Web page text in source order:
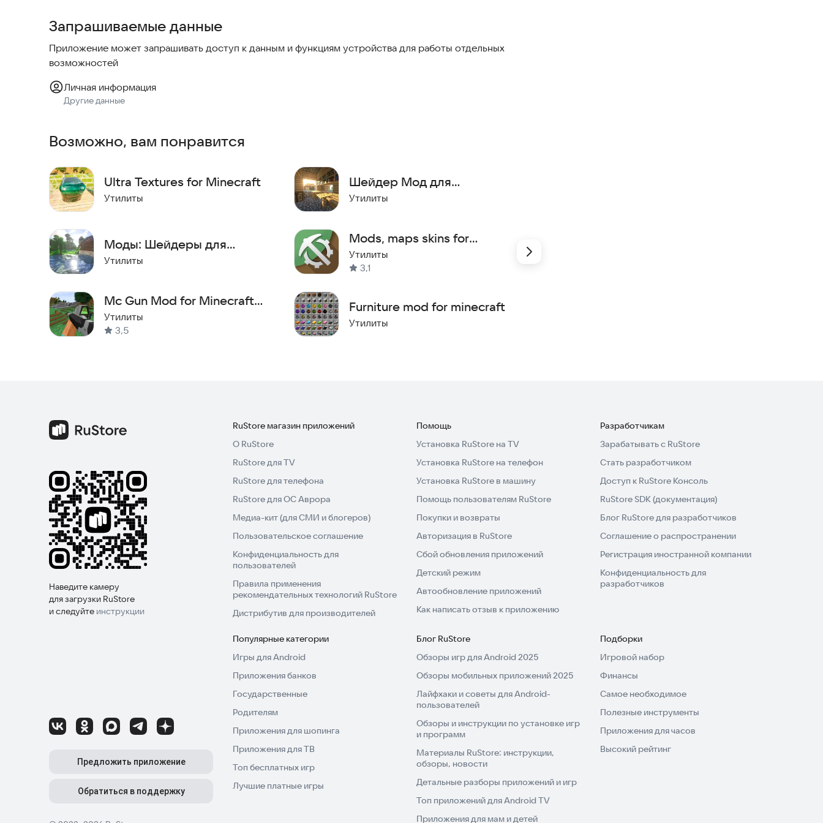
✔️ Все шейдеры MCPE доступны бесплатно
✔️ Совместимость с MCPE Master и Master для Minecraft
✔️ Работает на всех версиях Minecraft Bedrock Edition 1.16, 1.17, 1.18, 1.19 и других
Попробуйте установить приложение прямо сейчас, чтобы увидеть разницу в графике и получить
Запрашиваемые данные
Приложение может запрашивать доступ к данным и функциям устройства для работы отдельных
возможностей
Личная информация
Другие данные
Возможно, вам понравится
Ultra Textures for Minecraft
Утилиты
Моды: Шейдеры для
Майнкрафта
Утилиты
Mc Gun Mod for Minecraft
PE
Утилиты
3,5
Шейдер Мод для
Майнкрафт ПЕ
Утилиты
Mods, maps skins for
Minecraft
Утилиты
3,1
Furniture mod for minecraft
Утилиты
Наведите камеру
для загрузки RuStore
и следуйте инструкции
Предложить приложение
Обратиться в поддержку
RuStore магазин приложений
О RuStore
RuStore для TV
RuStore для телефона
RuStore для ОС Аврора
Медиа-кит (для СМИ и блогеров)
Пользовательское соглашение
Конфиденциальность для
пользователей
Правила применения
рекомендательных технологий RuStore
Дистрибутив для производителей
Помощь
Установка RuStore на TV
Установка RuStore на телефон
Установка RuStore в машину
Помощь пользователям RuStore
Покупки и возвраты
Авторизация в RuStore
Сбой обновления приложений
Детский режим
Автообновление приложений
Как написать отзыв к приложению
Разработчикам
Зарабатывать с RuStore
Стать разработчиком
Доступ к RuStore Консоль
RuStore SDK (документация)
Блог RuStore для разработчиков
Соглашение о распространении
Регистрация иностранной компании
Конфиденциальность для
разработчиков
Популярные категории
Игры для Android
Приложения банков
Государственные
Родителям
Приложения для шопинга
Приложения для ТВ
Топ бесплатных игр
Лучшие платные игры
Блог RuStore
Обзоры игр для Android 2025
Обзоры мобильных приложений 2025
Лайфхаки и советы для Android-
пользователей
Обзоры и инструкции по установке игр
и программ
Материалы RuStore: инструкции,
обзоры, новости
Детальные разборы приложений и игр
Топ приложений для Android TV
Приложения для мам и детей
Подборки
Игровой набор
Финансы
Самое необходимое
Полезные инструменты
Приложения для часов
Высокий рейтинг